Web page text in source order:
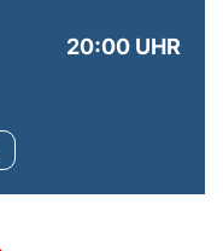
20:00 UHR